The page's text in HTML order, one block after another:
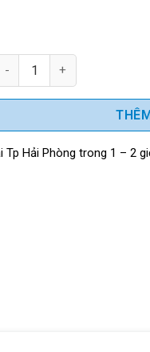
M5801B (185mm)
Tp Hải Phòng trong 1 – 2